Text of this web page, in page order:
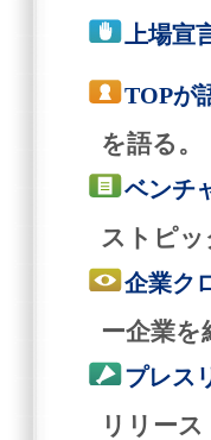
上場宣
TOPが
を語る。
ベンチ
ストピッ
企業ク
ー企業を
プレス
リリース